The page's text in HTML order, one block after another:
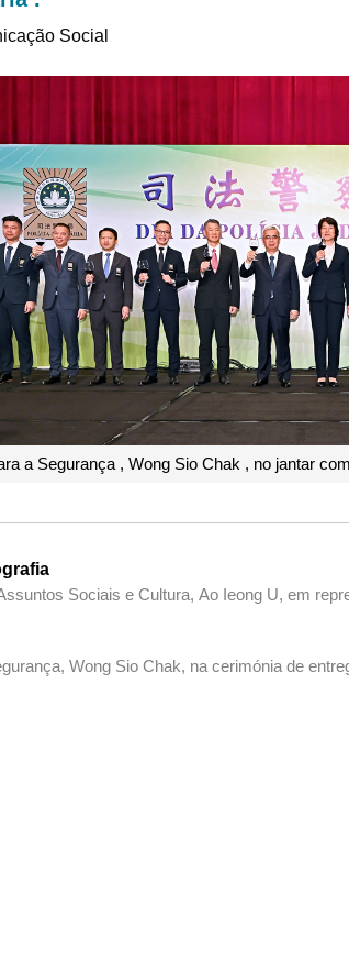
Social
a Segurança , Wong Sio Chak , no jantar
Sociais e Cultura, Ao Ieong U, em
Wong Sio Chak, na cerimónia de